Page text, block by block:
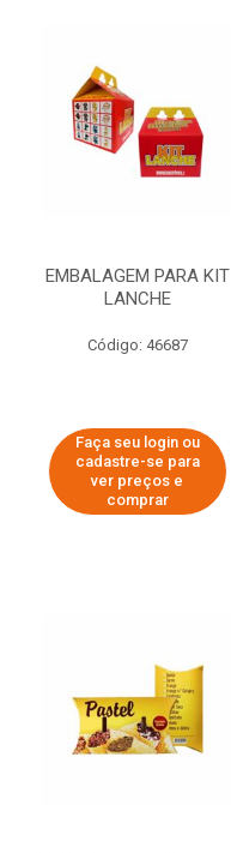
EMBALAGEM PARA KIT
LANCHE
Código: 46687
Faça seu login ou
cadastre-se para
ver preços e
comprar